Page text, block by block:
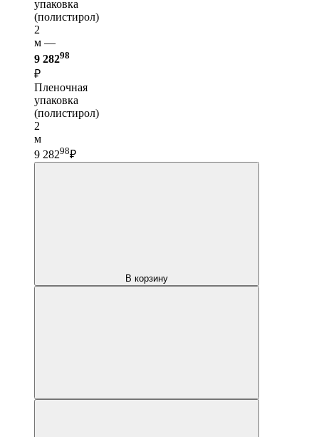
упаковка
(полистирол)
2
м —
9 28298
₽
Пленочная
упаковка
(полистирол)
2
м
9 28298₽
В корзину